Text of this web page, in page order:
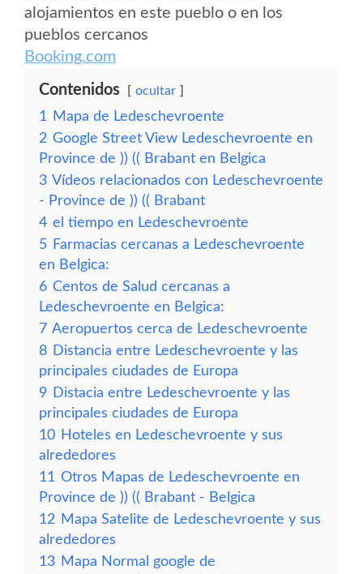
alojamientos en este pueblo o en los
pueblos cercanos
Booking.com
Contenidos ocultar
1
Mapa de Ledeschevroente
2 Google Street View Ledeschevroente en
Province de )) (( Brabant en Belgica
3 Vídeos relacionados con Ledeschevroente
- Province de )) (( Brabant
4 el tiempo en Ledeschevroente
5 Farmacias cercanas a Ledeschevroente
en Belgica:
6 Centos de Salud cercanas a
Ledeschevroente en Belgica:
7 Aeropuertos cerca de Ledeschevroente
8 Distancia entre Ledeschevroente y las
principales ciudades de Europa
9 Distacia entre Ledeschevroente y las
principales ciudades de Europa
10 Hoteles en Ledeschevroente y sus
alrededores
11 Otros Mapas de Ledeschevroente en
Province de )) (( Brabant - Belgica
12 Mapa Satelite de Ledeschevroente y sus
alrededores
13 Mapa Normal google de